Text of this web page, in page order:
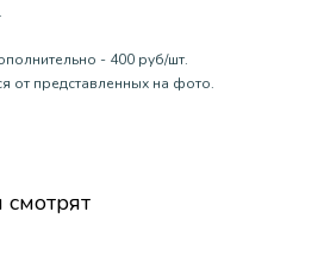
- 400 руб/шт.
от представленных на фото.